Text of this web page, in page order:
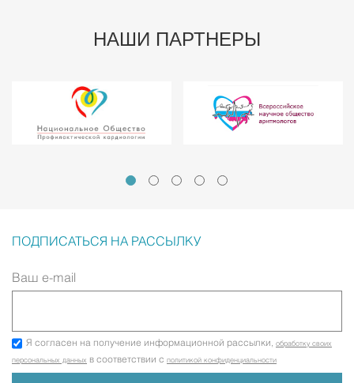
НАШИ ПАРТНЕРЫ
ПОДПИСАТЬСЯ НА РАССЫЛКУ
Ваш e-mail
Я согласен на получение информационной рассылки, обработку своих
персональных данных в соответствии с политикой конфиденциальности